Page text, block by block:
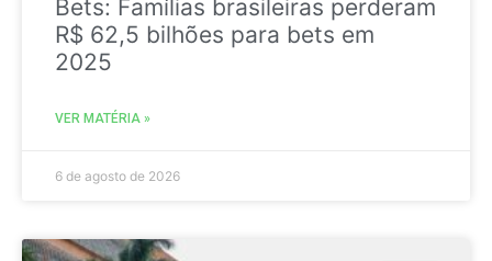
Bets: Famílias brasileiras perderam
R$ 62,5 bilhões para bets em
2025
VER MATÉRIA »
6 de agosto de 2026